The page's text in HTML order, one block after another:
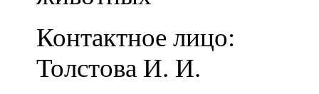
Контактное лицо:
Толстова И. И.